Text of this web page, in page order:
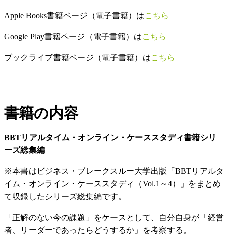
Apple Books書籍ページ（電子書籍）はこちら
Google Play書籍ページ（電子書籍）はこちら
ブックライブ書籍ページ（電子書籍）はこちら
書籍の内容
BBTリアルタイム・オンライン・ケーススタディ書籍シリ
ーズ総集編
※本書はビジネス・ブレークスルー大学出版「BBTリアルタ
イム・オンライン・ケーススタディ（Vol.1～4）」をまとめ
て収録したシリーズ総集編です。
「正解のない今の課題」をケースとして、自分自身が「経営
者、リーダーであったらどうするか」を考察する。